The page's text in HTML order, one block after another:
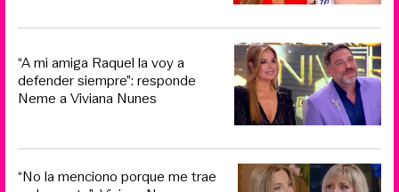
“A mi amiga Raquel la voy a
defender siempre”: responde
Neme a Viviana Nunes
“No la menciono porque me trae